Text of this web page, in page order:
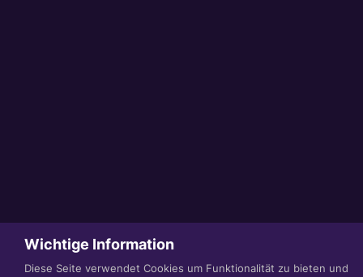
Wichtige Information
Diese Seite verwendet Cookies um Funktionalität zu bieten und